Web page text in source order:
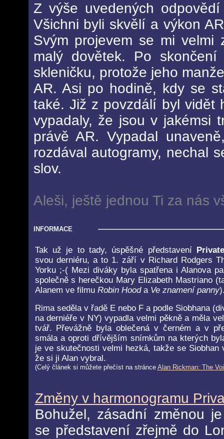
Z výše uvedených
Všichni byli skvělí a výkon
Svým projevem se mi
malý dovětek. Po
skleničku, protože jeho
AR. Asi po hodině, kdy se
také. Již z povzdálí byl vidět
vypadaly, že jsou v jakémsi
právě AR. Vypadal
rozdával autogramy, nechal
slov.
Aleši, ještě jednou Ti za nás
INFORMACE
Tak už je to tady, úspěšné představení
svou derniéru, a to 1. září v Richard Rodgers
Yorku ;-( Mezi diváky byla spatřena i Alanova
společně s herečkou Mary Elizabeth Mastriano
Alanem ve filmu Robin Hooda Ve znamení panny
Rima seděla v řadě E nebo F a podle Siobhana
na derniéře v NY) vypadla velmi pěkně a měla
tvář. Převážně byla oblečená v černém a v
smála a oproti dřívějším snímkům na kterých
je ve skutečnosti velmi hezká, takže se Siobhan
že si ji Alan vybral.
(Celý článek si můžete přečíst na stránce Alan Rickman: The
Změny v harmonogramu
Bohužel, zásadní změnou
se představení zřejmě do